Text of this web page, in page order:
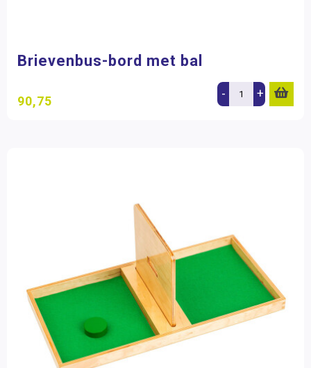
Brievenbus-bord met bal
90,75 - +